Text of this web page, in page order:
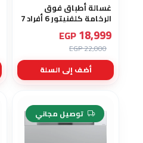
غسالة أطباق فوق
الرخامة كلفنيتور 6 أفراد 7
برامج ديجيتال تعمل
3604W
18,999
EGP
22,000 EGP
أضف إلى السلة
-16%
توصيل مجاني